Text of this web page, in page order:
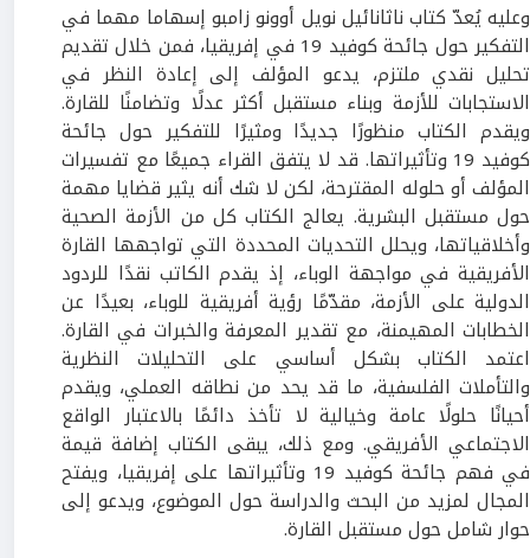
وعليه يُعدّ كتاب ناثانائيل نويل أوونو زامبو إسهاما مهما في
التفكير حول جائحة كوفيد 19 في إفريقيا، فمن خلال تقديم
تحليل نقدي ملتزم، يدعو المؤلف إلى إعادة النظر في
الاستجابات للأزمة وبناء مستقبل أكثر عدلًا وتضامنًا للقارة.
ويقدم الكتاب منظورًا جديدًا ومثيرًا للتفكير حول جائحة
كوفيد 19 وتأثيراتها. قد لا يتفق القراء جميعًا مع تفسيرات
المؤلف أو حلوله المقترحة، لكن لا شك أنه يثير قضايا مهمة
حول مستقبل البشرية. يعالج الكتاب كل من الأزمة الصحية
وأخلاقياتها، ويحلل التحديات المحددة التي تواجهها القارة
الأفريقية في مواجهة الوباء، إذ يقدم الكاتب نقدًا للردود
الدولية على الأزمة، مقدّمًا رؤية أفريقية للوباء، بعيدًا عن
الخطابات المهيمنة، مع تقدير المعرفة والخبرات في القارة.
اعتمد الكتاب بشكل أساسي على التحليلات النظرية
والتأملات الفلسفية، ما قد يحد من نطاقه العملي، ويقدم
أحيانًا حلولًا عامة وخيالية لا تأخذ دائمًا بالاعتبار الواقع
الاجتماعي الأفريقي. ومع ذلك، يبقى الكتاب إضافة قيمة
في فهم جائحة كوفيد 19 وتأثيراتها على إفريقيا، ويفتح
المجال لمزيد من البحث والدراسة حول الموضوع، ويدعو إلى
حوار شامل حول مستقبل القارة.